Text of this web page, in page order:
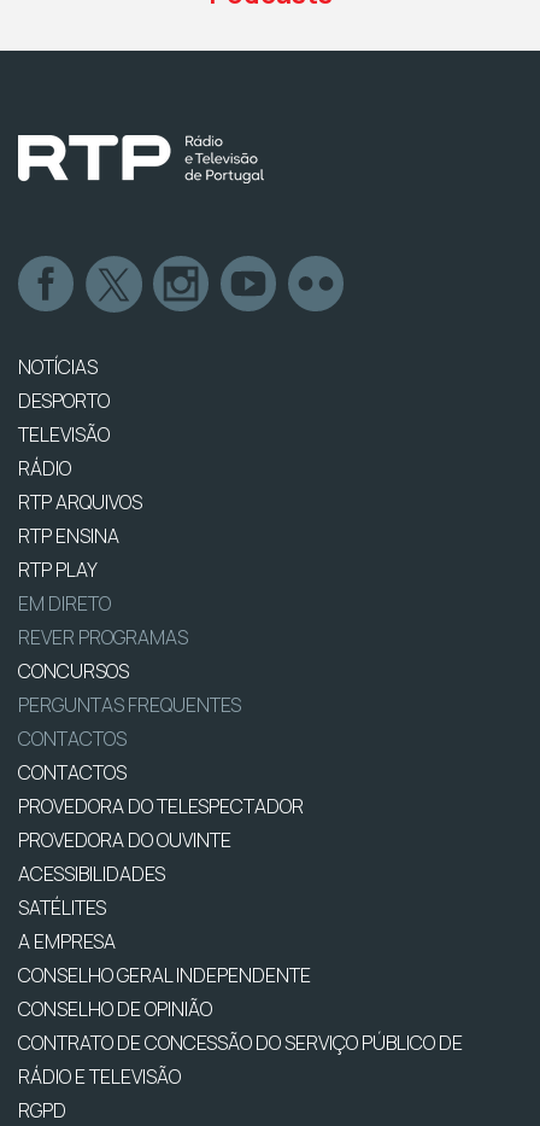
NOTÍCIAS
DESPORTO
TELEVISÃO
RÁDIO
RTP ARQUIVOS
RTP ENSINA
RTP PLAY
EM DIRETO
REVER PROGRAMAS
CONCURSOS
PERGUNTAS FREQUENTES
CONTACTOS
CONTACTOS
PROVEDORA DO TELESPECTADOR
PROVEDORA DO OUVINTE
ACESSIBILIDADES
SATÉLITES
A EMPRESA
CONSELHO GERAL INDEPENDENTE
CONSELHO DE OPINIÃO
CONTRATO DE CONCESSÃO DO SERVIÇO PÚBLICO DE
RÁDIO E TELEVISÃO
RGPD